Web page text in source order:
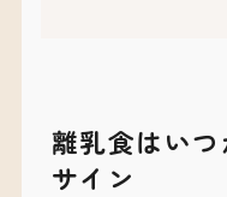
離乳食はい
サイン